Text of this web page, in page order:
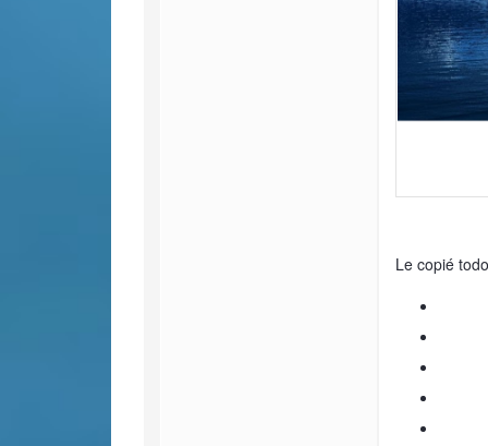
Le copié